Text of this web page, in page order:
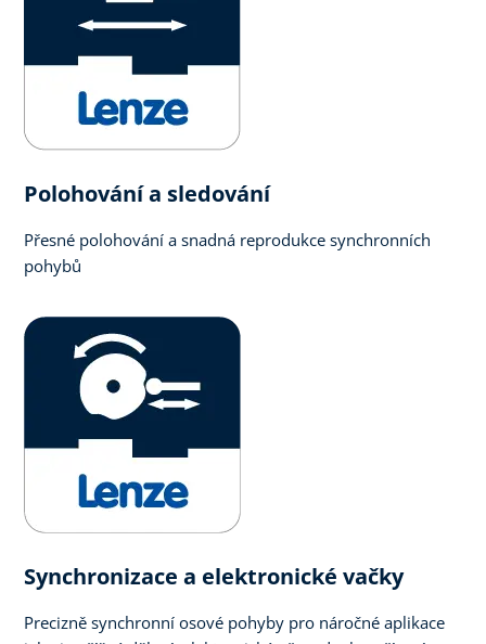
Polohování a sledování
Přesné polohování a snadná reprodukce synchronních
pohybů
Synchronizace a elektronické vačky
Precizně synchronní osové pohyby pro náročné aplikace